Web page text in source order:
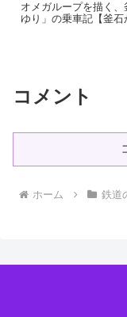
オメガループを描く、
ゆり」の乗車記【釜石
コメント
ホーム 鉄道